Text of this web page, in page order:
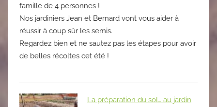
famille de 4 personnes !
Nos jardiniers Jean et Bernard vont vous aider à
réussir à coup sûr les semis.
Regardez bien et ne sautez pas les étapes pour avoir
de belles récoltes cet été !
La préparation du sol… au jardin